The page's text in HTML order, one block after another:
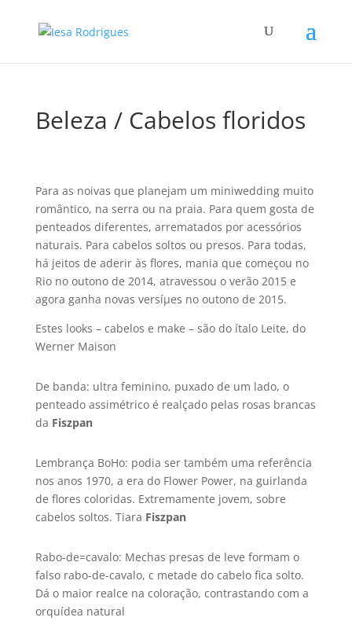
Beleza / Cabelos floridos
Para as noivas que planejam um miniwedding muito
romântico, na serra ou na praia. Para quem gosta de
penteados diferentes, arrematados por acessórios
naturais. Para cabelos soltos ou presos. Para todas,
há jeitos de aderir às flores, mania que começou no
Rio no outono de 2014, atravessou o verão 2015 e
agora ganha novas versíµes no outono de 2015.
Estes looks – cabelos e make – são do ítalo Leite, do
Werner Maison
De banda: ultra feminino, puxado de um lado, o
penteado assimétrico é realçado pelas rosas brancas
da Fiszpan
Lembrança BoHo: podia ser também uma referência
nos anos 1970, a era do Flower Power, na guirlanda
de flores coloridas. Extremamente jovem, sobre
cabelos soltos. Tiara Fiszpan
Rabo-de=cavalo: Mechas presas de leve formam o
falso rabo-de-cavalo, c metade do cabelo fica solto.
Dá o maior realce na coloração, contrastando com a
orquí­dea natural